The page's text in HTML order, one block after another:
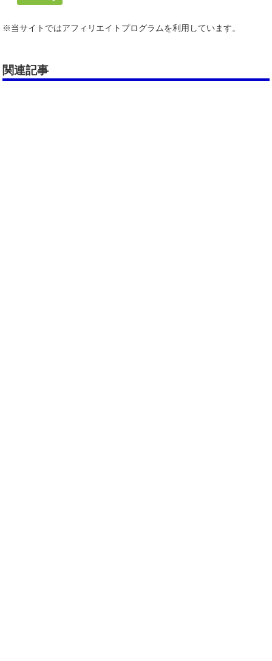
※当サイトではアフィリエイトプログラムを利用しています。
関連記事